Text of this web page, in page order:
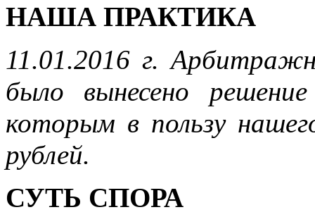
НАША ПРАКТИКА
11.01.2016 г.
было вынесено
которым в пользу
рублей.
СУТЬ СПОРА